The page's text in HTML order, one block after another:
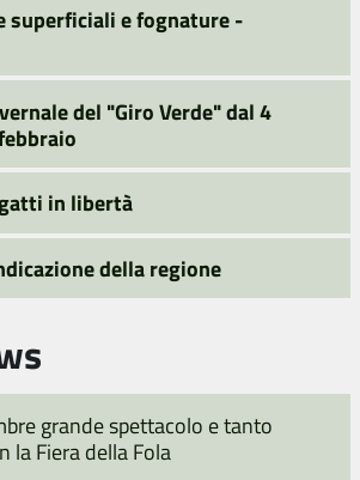
superficiali e fognature -
del "Giro Verde" dal 4
in libertà
della regione
grande spettacolo e tanto
la Fiera della Fola